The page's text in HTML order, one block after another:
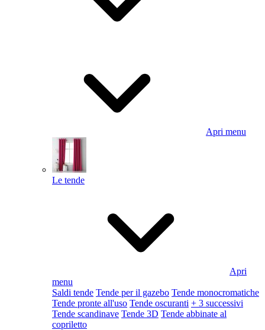
Apri menu
Le tende
Apri
menu
Saldi tende Tende per il gazebo Tende monocromatiche
Tende pronte all'uso Tende oscuranti + 3 successivi
Tende scandinave Tende 3D Tende abbinate al
copriletto